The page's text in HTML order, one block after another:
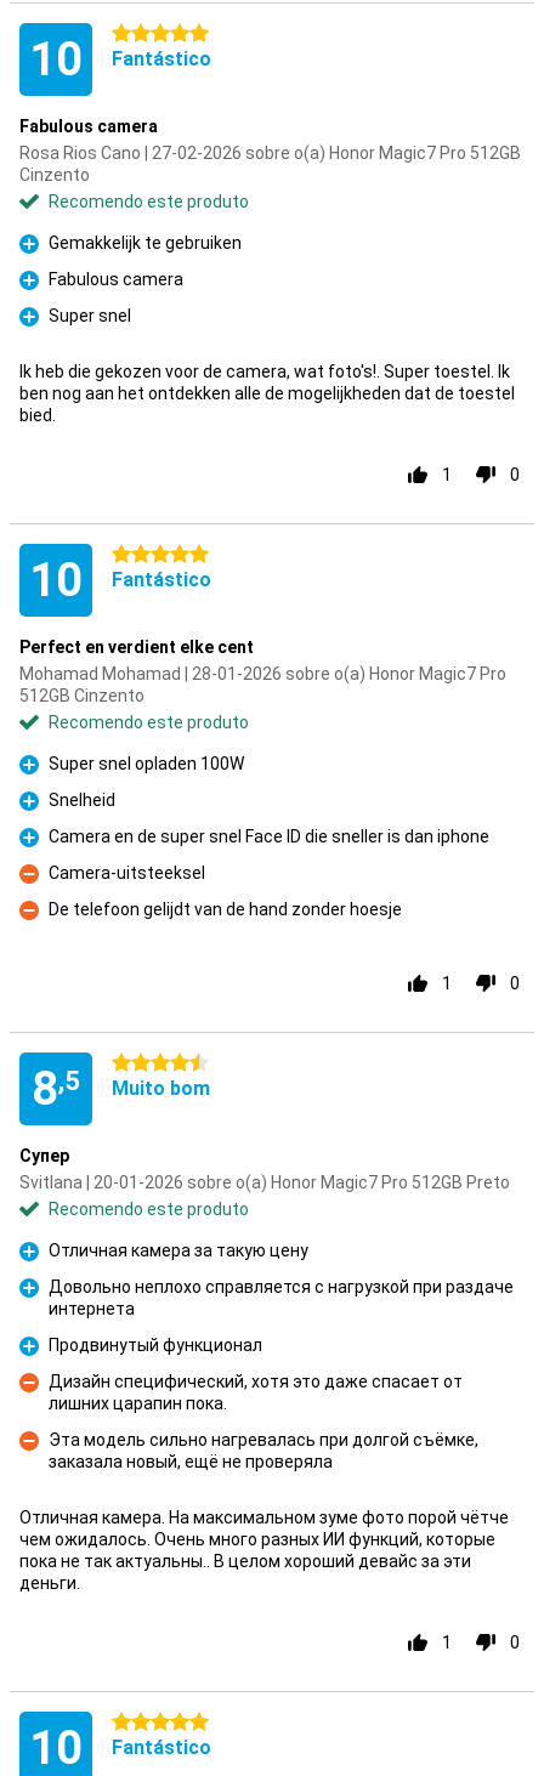
10 5 estrelas
Fantástico
Fabulous camera
Rosa Rios Cano | 27-02-2026 sobre o(a) Honor Magic7 Pro 512GB
Cinzento
Recomendo este produto
Prós
Gemakkelijk te gebruiken
Prós
Fabulous camera
Prós
Super snel
Ik heb die gekozen voor de camera, wat foto's!. Super toestel. Ik
ben nog aan het ontdekken alle de mogelijkheden dat de toestel
bied.
1 0
10 5 estrelas
Fantástico
Perfect en verdient elke cent
Mohamad Mohamad | 28-01-2026 sobre o(a) Honor Magic7 Pro
512GB Cinzento
Recomendo este produto
Prós
Super snel opladen 100W
Prós
Snelheid
Prós
Camera en de super snel Face ID die sneller is dan iphone
Contras
Camera-uitsteeksel
Contras
De telefoon gelijdt van de hand zonder hoesje
1 0
8,5
4.5 estrelas
Muito bom
Супер
Svitlana | 20-01-2026 sobre o(a) Honor Magic7 Pro 512GB Preto
Recomendo este produto
Prós
Отличная камера за такую цену
Prós
Довольно неплохо справляется с нагрузкой при раздаче
интернета
Prós
Продвинутый функционал
Contras
Дизайн специфический, хотя это даже спасает от
лишних царапин пока.
Contras
Эта модель сильно нагревалась при долгой съёмке,
заказала новый, ещё не проверяла
Отличная камера. На максимальном зуме фото порой чётче
чем ожидалось. Очень много разных ИИ функций, которые
пока не так актуальны.. В целом хороший девайс за эти
деньги.
1 0
10 5 estrelas
Fantástico